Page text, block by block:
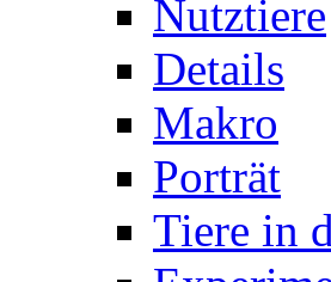
Nutztiere
Details
Makro
Porträt
Tiere in